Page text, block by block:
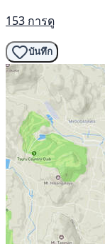
153 การดู
บันทึก